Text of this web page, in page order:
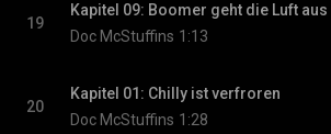
19
Kapitel 09: Boomer geht die Luft aus
Doc McStuffins 1:13
20
Kapitel 01: Chilly ist verfroren
Doc McStuffins 1:28